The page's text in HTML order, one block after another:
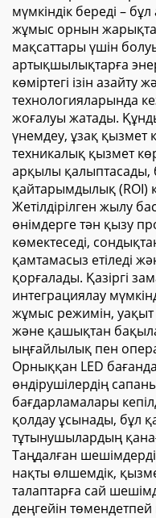
мүмкіндік береді –
жұмыс орнын
мақсаттары үшін
артықшылықтарға
көміртегі ізін
технологияларында
жоғалуы жатады.
үнемдеу, ұзақ қызмет
техникалық қызмет
арқылы қалыптасады,
қайтарымдылық (ROI)
Жетілдірілген жылу
өнімдерге тән қызу
көмектеседі,
қамтамасыз етіледі
қорғалады. Қазіргі
интеграциялау
жұмыс режимін,
және қашықтан
ыңғайлылық пен
Орныққан LED
өндірушілердің
бағдарламалары
қолдау ұсынады, бұл
тұтынушылардың
Таңдалған шешімдерді
нақты өлшемдік,
талаптарға сай
деңгейін төмендетпей